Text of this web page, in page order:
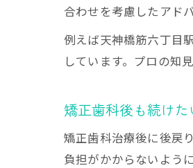
合わせを考慮したアド
例えば天神橋筋六丁目
しています。プロの知
矯正歯科後も続け
矯正歯科治療後に後戻
負担がかからないよう